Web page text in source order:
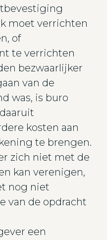
moet verrichten
of
te verrichten
bezwaarlijker
van de
was, is buro
kosten aan
te brengen.
zich niet met de
kan verenigen,
nog niet
van de opdracht
een